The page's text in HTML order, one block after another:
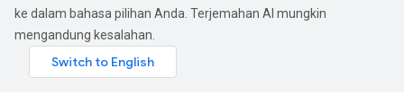
ke dalam bahasa pilihan Anda. Terjemahan AI mungkin
mengandung kesalahan.